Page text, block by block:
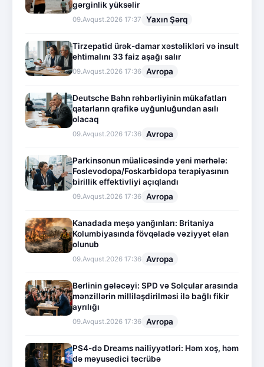
gərginlik yüksəlir
09.Avqust.2026 17:37 Yaxın Şərq
Tirzepatid ürək-damar xəstəlikləri və insult
ehtimalını 33 faiz aşağı salır
09.Avqust.2026 17:36 Avropa
Deutsche Bahn rəhbərliyinin mükafatları
qatarların qrafikə uyğunluğundan asılı
olacaq
09.Avqust.2026 17:36 Avropa
Parkinsonun müalicəsində yeni mərhələ:
Foslevodopa/Foskarbidopa terapiyasının
birillik effektivliyi açıqlandı
09.Avqust.2026 17:36 Avropa
Kanadada meşə yanğınları: Britaniya
Kolumbiyasında fövqəladə vəziyyət elan
olunub
09.Avqust.2026 17:36 Avropa
Berlinin gələcəyi: SPD və Solçular arasında
mənzillərin milliləşdirilməsi ilə bağlı fikir
ayrılığı
09.Avqust.2026 17:36 Avropa
PS4-də Dreams nailiyyətləri: Həm xoş, həm
də məyusedici təcrübə